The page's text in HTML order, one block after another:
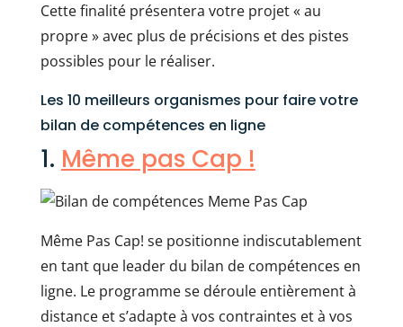
Cette finalité présentera votre projet « au
propre » avec plus de précisions et des pistes
possibles pour le réaliser.
Les 10 meilleurs organismes pour faire votre
bilan de compétences en ligne
1. Même pas Cap !
Même Pas Cap! se positionne indiscutablement
en tant que leader du bilan de compétences en
ligne. Le programme se déroule entièrement à
distance et s’adapte à vos contraintes et à vos